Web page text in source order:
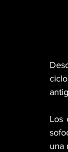
Los
una